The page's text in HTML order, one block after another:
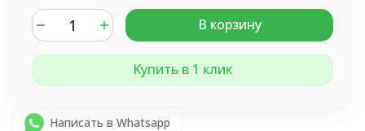
В корзину
Купить в 1 клик
Написать в Whatsapp